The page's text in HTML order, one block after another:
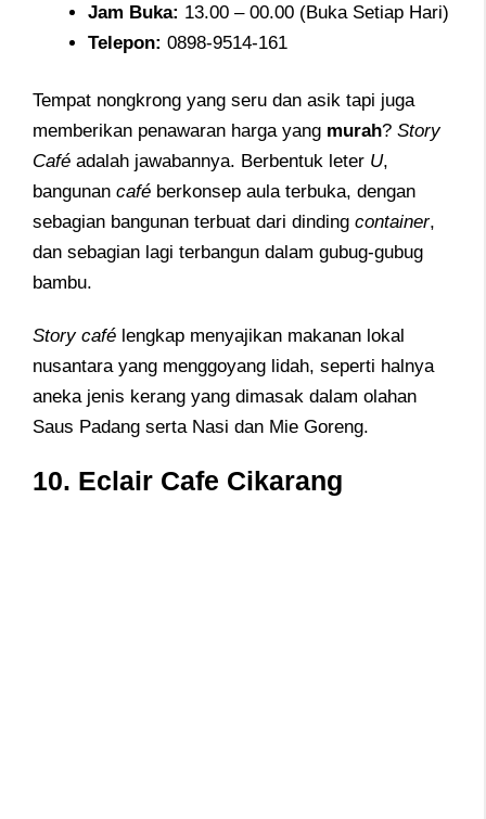
Jam Buka: 13.00 – 00.00 (Buka Setiap Hari)
Telepon: 0898-9514-161
Tempat nongkrong yang seru dan asik tapi juga
memberikan penawaran harga yang murah? Story
Café adalah jawabannya. Berbentuk leter U,
bangunan café berkonsep aula terbuka, dengan
sebagian bangunan terbuat dari dinding container,
dan sebagian lagi terbangun dalam gubug-gubug
bambu.
Story café lengkap menyajikan makanan lokal
nusantara yang menggoyang lidah, seperti halnya
aneka jenis kerang yang dimasak dalam olahan
Saus Padang serta Nasi dan Mie Goreng.
10. Eclair Cafe Cikarang